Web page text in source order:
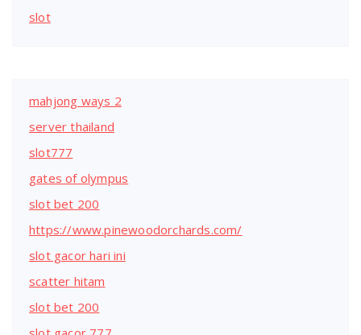
slot
mahjong ways 2
server thailand
slot777
gates of olympus
slot bet 200
https://www.pinewoodorchards.com/
slot gacor hari ini
scatter hitam
slot bet 200